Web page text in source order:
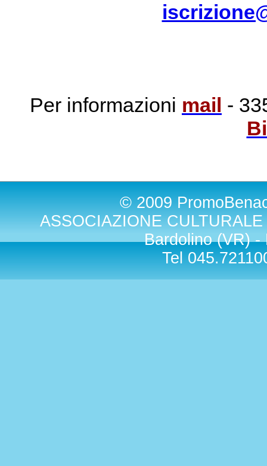
Per informazioni mail -
© 2009
ASSOCIAZIONE
Bardolino (VR) -
Tel